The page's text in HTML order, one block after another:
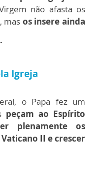
não afasta os
mas os insere ainda
Igreja
o Papa fez um
peçam ao Espírito
plenamente os
II e crescer